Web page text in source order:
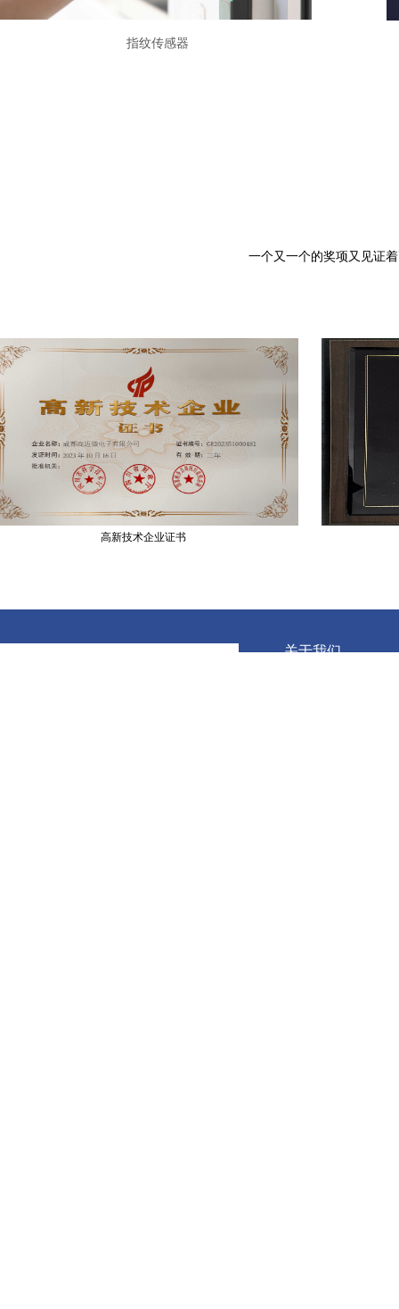
指纹传感器
一个又一个的奖项又见证着
高新技术企业证书
关于我们